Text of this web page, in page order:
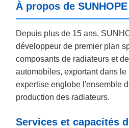
À propos de SUNHOPE
Depuis plus de 15 ans,
développeur de premier plan
composants de radiateurs et
automobiles, exportant dans le
expertise englobe l'ensemble
production des radiateurs.
Services et capacités